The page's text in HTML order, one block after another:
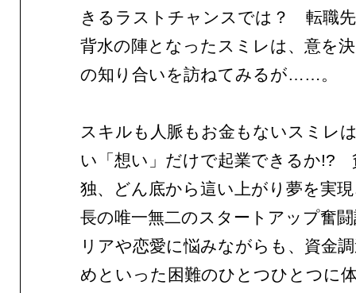
きるラストチャンスでは？ 転職
背水の陣となったスミレは、意を
の知り合いを訪ねてみるが……。
スキルも人脈もお金もないスミレ
い「想い」だけで起業できるか!?
独、どん底から這い上がり夢を実
長の唯一無二のスタートアップ奮
リアや恋愛に悩みながらも、資金
めといった困難のひとつひとつに